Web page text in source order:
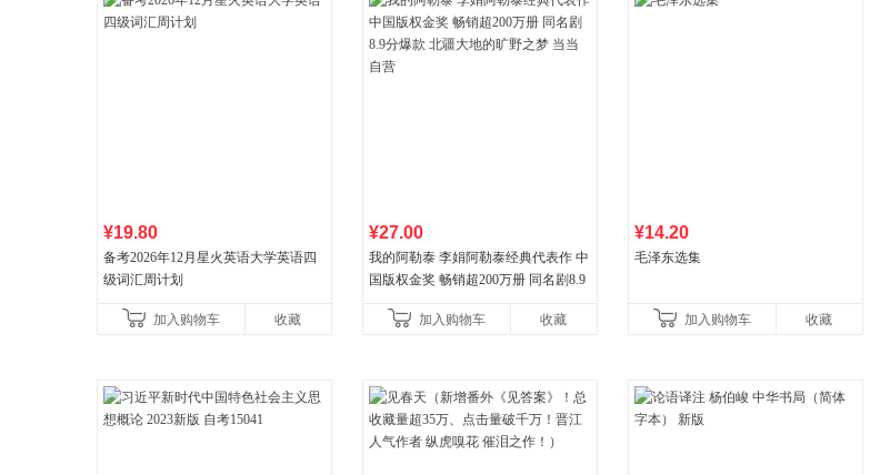
¥19.80
备考2026年12月星火英语大学英语四
级词汇周计划
加入购物车 收藏
¥27.00
我的阿勒泰 李娟阿勒泰经典代表作 中
国版权金奖 畅销超200万册 同名剧8.9
加入购物车
收藏
¥14.20
毛泽东选集
加入购物车 收藏